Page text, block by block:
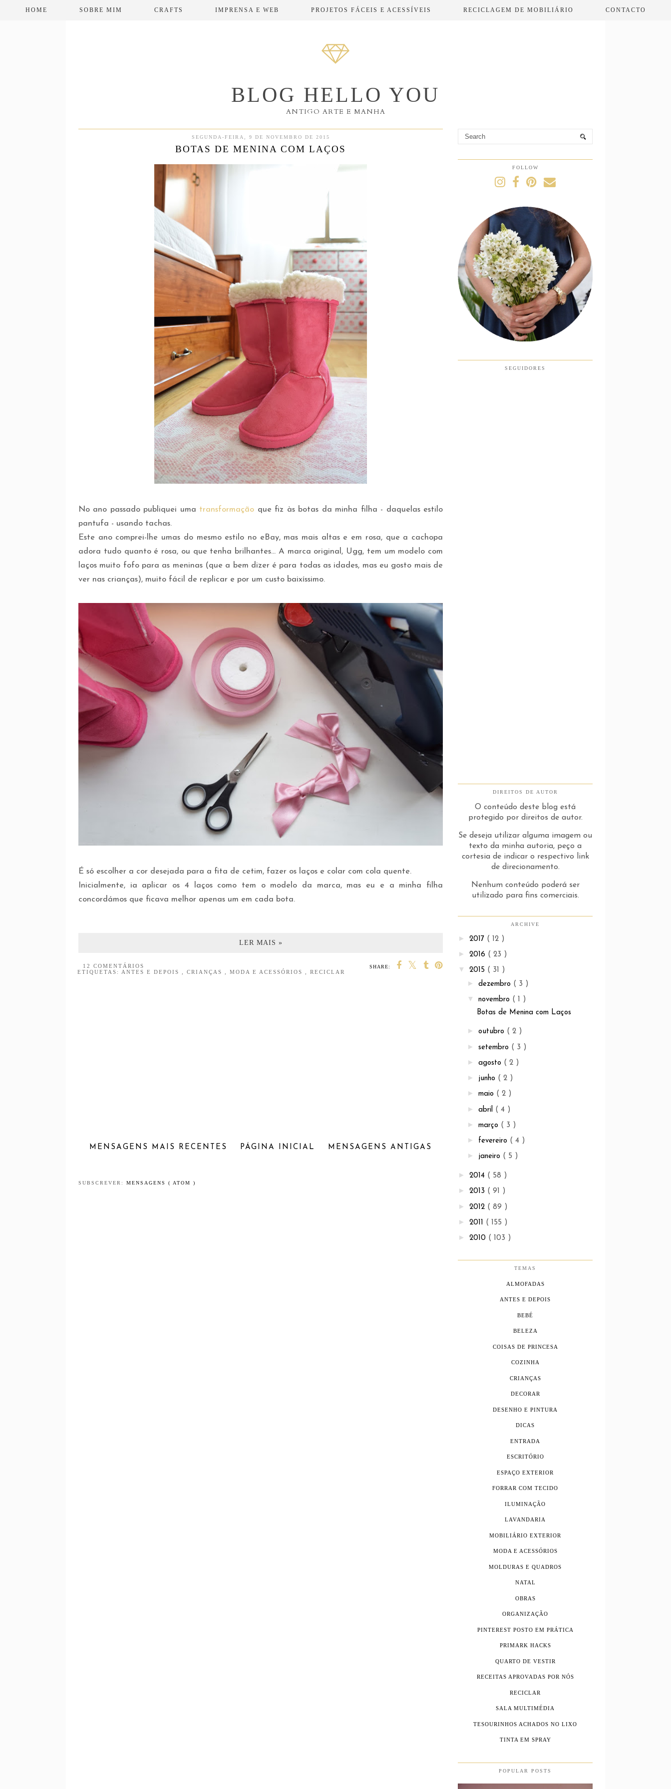
HOME SOBRE MIM CRAFTS IMPRENSA E WEB PROJETOS FÁCEIS E ACESSÍVEIS RECICLAGEM DE MOBILIÁRIO CONTACTO
BLOG HELLO YOU
ANTIGO ARTE E MANHA
SEGUNDA-FEIRA, 9 DE NOVEMBRO DE 2015
BOTAS DE MENINA COM LAÇOS
No ano passado publiquei uma transformação que fiz às botas da minha filha - daquelas estilo
pantufa - usando tachas.
Este ano comprei-lhe umas do mesmo estilo no eBay, mas mais altas e em rosa, que a cachopa
adora tudo quanto é rosa, ou que tenha brilhantes... A marca original, Ugg, tem um modelo com
laços muito fofo para as meninas (que a bem dizer é para todas as idades, mas eu gosto mais de
ver nas crianças), muito fácil de replicar e por um custo baixíssimo.
É só escolher a cor desejada para a fita de cetim, fazer os laços e colar com cola quente.
Inicialmente, ia aplicar os 4 laços como tem o modelo da marca, mas eu e a minha filha
concordámos que ficava melhor apenas um em cada bota.
LER MAIS »
SHARE:
12 COMENTÁRIOS
ETIQUETAS: ANTES E DEPOIS CRIANÇAS MODA E ACESSÓRIOS RECICLAR
MENSAGENS MAIS RECENTES MENSAGENS ANTIGAS
PÁGINA INICIAL
SUBSCREVER: MENSAGENS ( ATOM )
FOLLOW
SEGUIDORES
DIREITOS DE AUTOR
O conteúdo deste blog está
protegido por direitos de autor.
Se deseja utilizar alguma imagem ou
texto da minha autoria, peço a
cortesia de indicar o respectivo link
de direcionamento.
Nenhum conteúdo poderá ser
utilizado para fins comerciais.
ARCHIVE
► 2017 ( 12 )
► 2016 ( 23 )
▼ 2015 ( 31 )
► dezembro ( 3 )
▼ novembro ( 1 )
Botas de Menina com Laços
► outubro ( 2 )
► setembro ( 3 )
► agosto ( 2 )
► junho ( 2 )
► maio ( 2 )
► abril ( 4 )
► março ( 3 )
► fevereiro ( 4 )
► janeiro ( 5 )
► 2014 ( 58 )
► 2013 ( 91 )
► 2012 ( 89 )
► 2011 ( 155 )
► 2010 ( 103 )
TEMAS
ALMOFADAS
ANTES E DEPOIS
BEBÉ
BELEZA
COISAS DE PRINCESA
COZINHA
CRIANÇAS
DECORAR
DESENHO E PINTURA
DICAS
ENTRADA
ESCRITÓRIO
ESPAÇO EXTERIOR
FORRAR COM TECIDO
ILUMINAÇÃO
LAVANDARIA
MOBILIÁRIO EXTERIOR
MODA E ACESSÓRIOS
MOLDURAS E QUADROS
NATAL
OBRAS
ORGANIZAÇÃO
PINTEREST POSTO EM PRÁTICA
PRIMARK HACKS
QUARTO DE VESTIR
RECEITAS APROVADAS POR NÓS
RECICLAR
SALA MULTIMÉDIA
TESOURINHOS ACHADOS NO LIXO
TINTA EM SPRAY
POPULAR POSTS